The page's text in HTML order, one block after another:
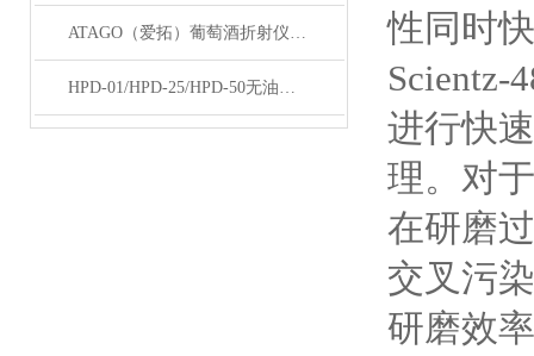
ATAGO（爱拓）葡萄酒折射仪在酿酒时测量葡萄浓度的应用
HPD-01/HPD-25/HPD-50无油真空泵技术资料
性同时
Scientz-
进行快
理。对
在研磨
交叉污
研磨效